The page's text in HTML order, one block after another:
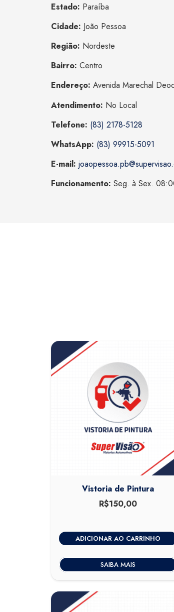
Estado: Paraíba
Cidade: João Pessoa
Região: Nordeste
Bairro: Centro
Endereço: Avenida Marechal
Atendimento: No Local
Telefone: (83) 2178-5128
WhatsApp: (83) 99915-5091
E-mail:
Funcionamento: Seg. à Sex.
Vistoria de Pintura
R$150,00
ADICIONAR AO CARRINHO
SAIBA MAIS